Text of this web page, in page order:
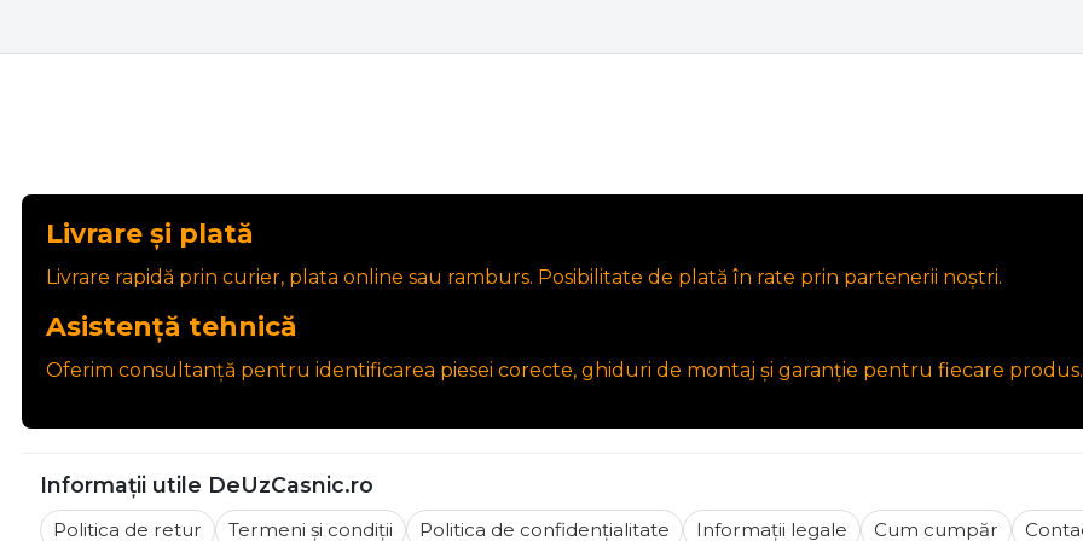
Livrare și plată
Livrare rapidă prin curier, plata online sau ramburs. Posibilitate de plată în rate prin partenerii noștri.
Asistență tehnică
Oferim consultanță pentru identificarea piesei corecte, ghiduri de montaj și garanție pentru fiecare produs.
Informații utile DeUzCasnic.ro
Politica de retur Termeni și condiții Politica de confidențialitate Informații legale Cum cumpăr